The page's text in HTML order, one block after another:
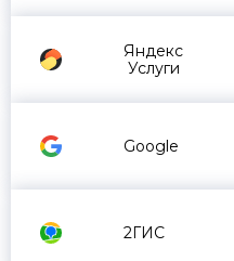
Яндекс
Услуги
Google
2ГИС